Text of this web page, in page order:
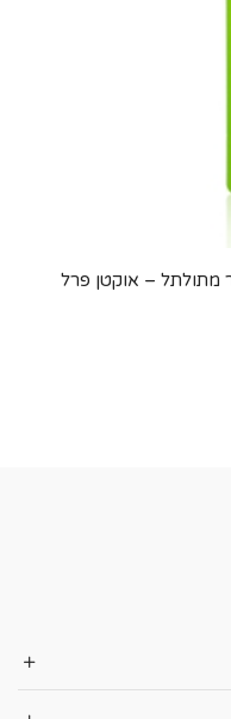
מתולתל – אוקטן פרל